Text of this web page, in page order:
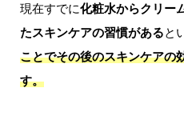
現在すでに化粧水からクリー
たスキンケアの習慣があると
ことでその後のスキンケアの
す。